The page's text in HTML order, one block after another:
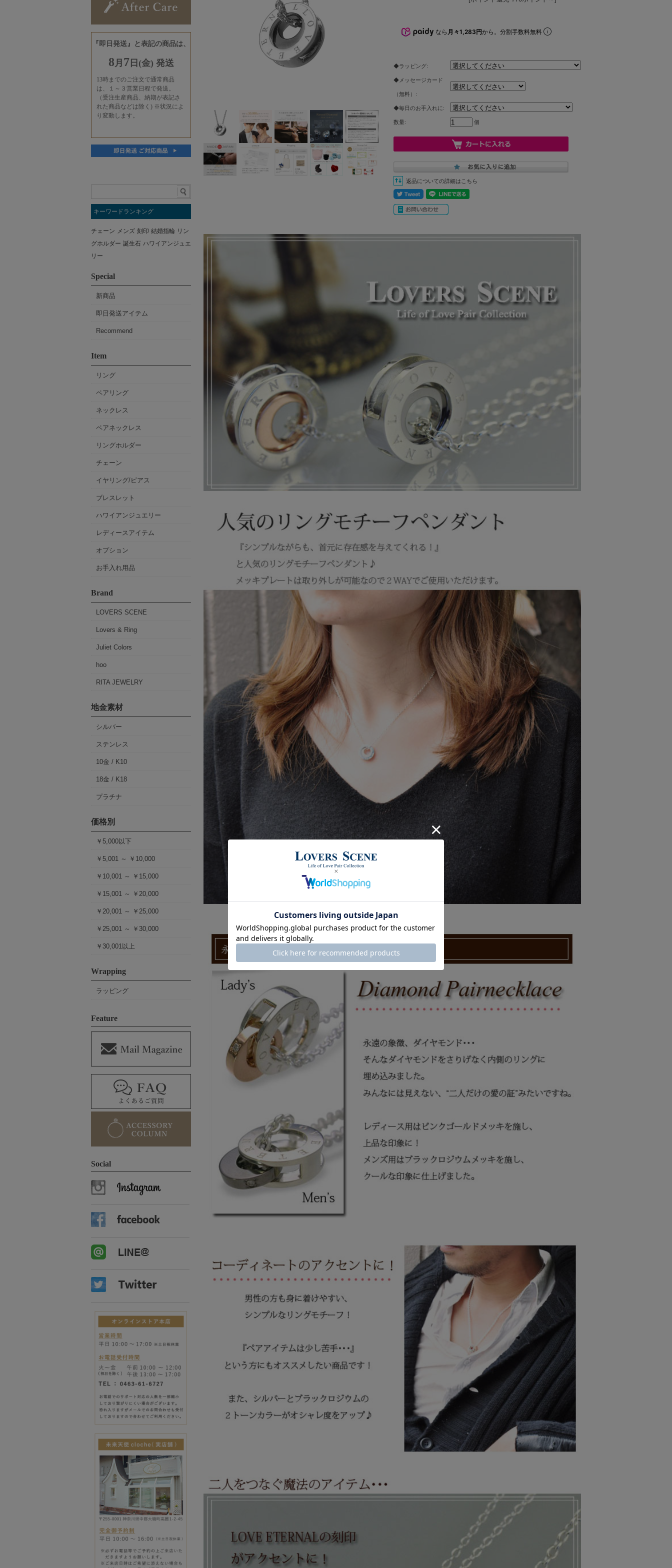
なら 月々1,283円から。分割手数料無料
◆ラッピング:
◆メッセージカード
（無料）:
◆毎日のお手入れに:
数量: 個
返品についての詳細はこちら
キーワードランキング
チェーン メンズ 刻印 結婚指輪 リン
グホルダー 誕生石 ハワイアンジュエ
リー
Special
新商品
即日発送アイテム
Recommend
Item
リング
ペアリング
ネックレス
ペアネックレス
リングホルダー
チェーン
イヤリング/ピアス
ブレスレット
ハワイアンジュエリー
レディースアイテム
オプション
お手入れ用品
Brand
LOVERS SCENE
Lovers & Ring
Juliet Colors
hoo
RITA JEWELRY
地金素材
シルバー
ステンレス
10金 / K10
18金 / K18
プラチナ
価格別
￥5,000以下
￥5,001 ～ ￥10,000
￥10,001 ～ ￥15,000
￥15,001 ～ ￥20,000
￥20,001 ～ ￥25,000
￥25,001 ～ ￥30,000
￥30,001以上
Wrapping
ラッピング
Feature
Social